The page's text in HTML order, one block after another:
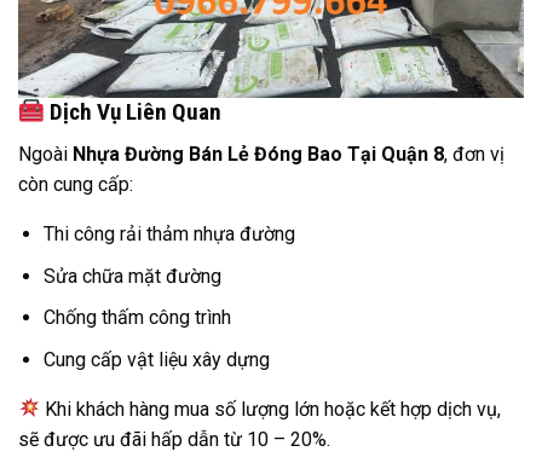
Dịch Vụ Liên Quan
Ngoài Nhựa Đường Bán Lẻ Đóng Bao Tại Quận 8, đơn vị
còn cung cấp:
Thi công rải thảm nhựa đường
Sửa chữa mặt đường
Chống thấm công trình
Cung cấp vật liệu xây dựng
Khi khách hàng mua số lượng lớn hoặc kết hợp dịch vụ,
sẽ được ưu đãi hấp dẫn từ 10 – 20%.